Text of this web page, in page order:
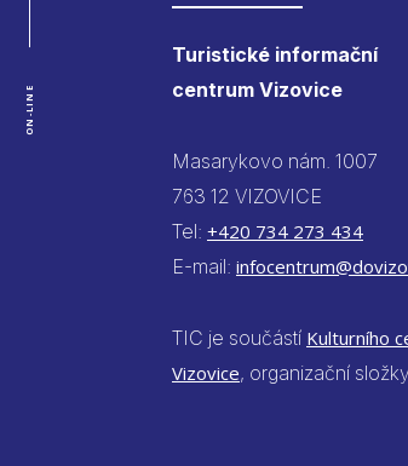
ON-LINE
Turistické informační
centrum Vizovice
Masarykovo nám. 1007
763 12 VIZOVICE
Tel: +420 734 273 434
E-mail:
TIC je součástí Kulturního
Vizovice, organizační